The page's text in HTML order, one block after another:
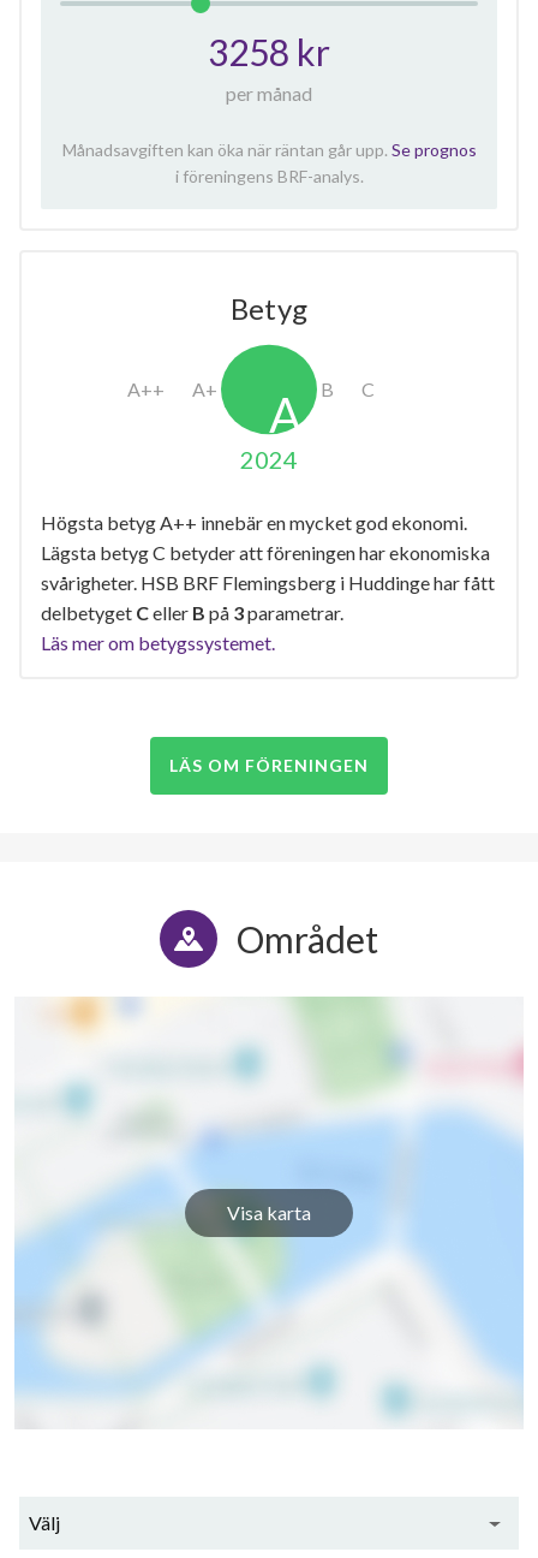
3258 kr
per månad
Månadsavgiften kan öka när räntan går upp. Se prognos
i föreningens BRF-analys.
Betyg
2024
Högsta betyg A++ innebär en mycket god ekonomi.
Lägsta betyg C betyder att föreningen har ekonomiska
svårigheter. HSB BRF Flemingsberg i Huddinge har fått
delbetyget Celler B på 3parametrar.
Läs mer om betygssystemet.
LÄS OM FÖRENINGEN
Området
Visa karta
Välj